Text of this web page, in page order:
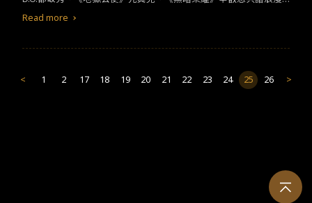
戀曲★ 原版主題曲加上全新歌曲打造更深入沉浸式體驗★ 透過旋
鄉，成為韓國一所音樂學院的交換學生。有一天，宥俊在校園的舊
練琴室偶遇了正在演奏神秘曲目的貞雅(元眞兒飾)。隨著他們相處的
Read more
< 1 2 17 18 19 20 21 22 23 24 25 26 >